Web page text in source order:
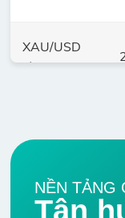
XAU/USD
BẠC so với USD
XPD/USD
Palladium sp với
NỀN TẢNG
Tận